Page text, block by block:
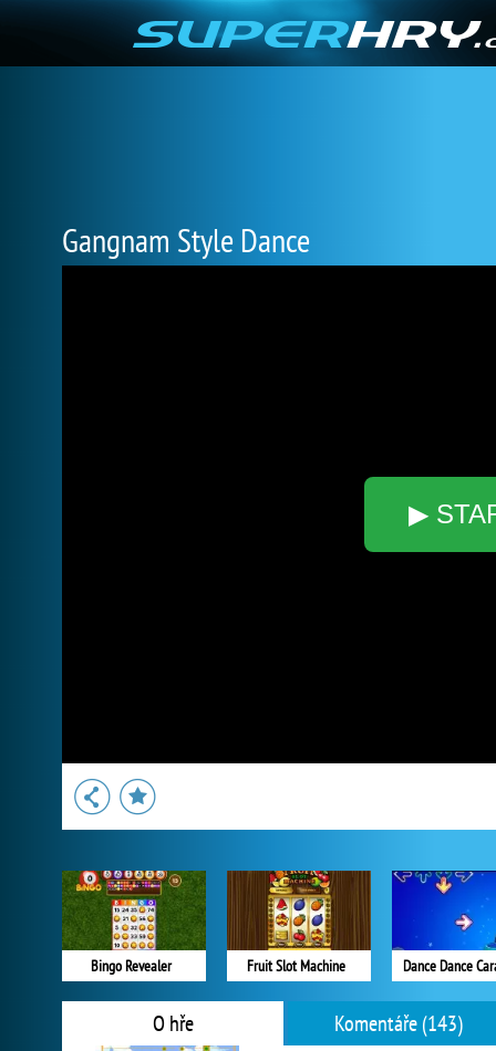
Gangnam Style Dance
▶
Bingo Revealer Fruit Slot Machine Dance Dance
O hře Komentáře (143)